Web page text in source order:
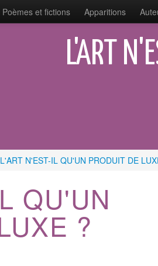
Poèmes et fictions Apparitions
L'ART
L'ART N'EST-IL QU'UN PRODUIT DE
QU'UN
?